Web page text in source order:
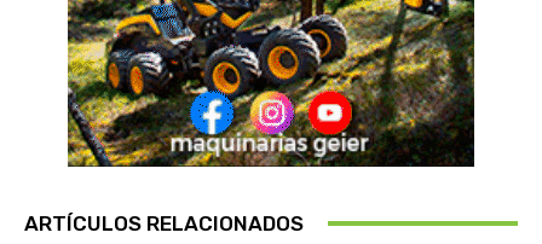
ARTÍCULOS RELACIONADOS